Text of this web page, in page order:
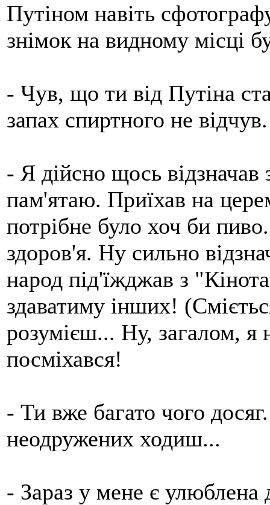
Путіном навіть
знімок на видному місці
- Чув, що ти від Путіна
запах спиртного не
- Я дійсно щось відзначав
пам'ятаю. Приїхав на
потрібне було хоч би
здоров'я. Ну сильно
народ під'їжджав з
здаватиму інших!
розумієш... Ну, загалом, я
посміхався!
- Ти вже багато чого
неодружених ходиш...
- Зараз у мене є улюблена